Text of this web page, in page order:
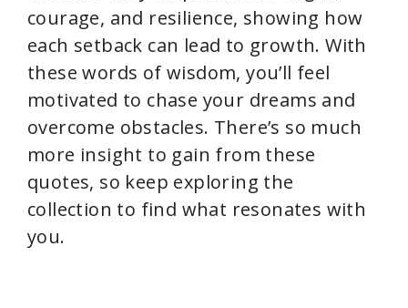
courage, and resilience, showing how
each setback can lead to growth. With
these words of wisdom, you’ll feel
motivated to chase your dreams and
overcome obstacles. There’s so much
more insight to gain from these
quotes, so keep exploring the
collection to find what resonates with
you.